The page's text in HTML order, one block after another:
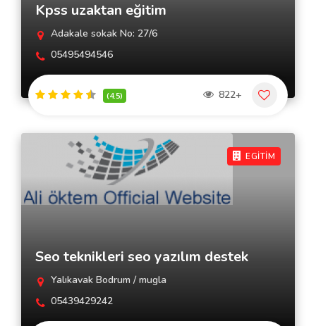
Kpss uzaktan eğitim
Adakale sokak No: 27/6
05495494546
(4.5) 822+
EGİTİM
Seo teknikleri seo yazılım destek
Yalıkavak Bodrum / mugla
05439429242